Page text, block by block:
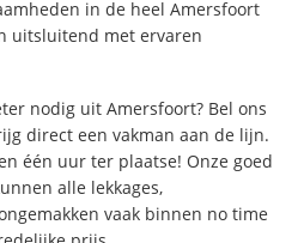
in de heel Amersfoort
uitsluitend met ervaren
nodig uit Amersfoort? Bel ons
direct een vakman aan de lijn.
één uur ter plaatse! Onze goed
alle lekkages,
vaak binnen no time